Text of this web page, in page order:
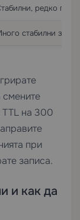
редко
стабилни
TTL на 300
при
записа.
и как да